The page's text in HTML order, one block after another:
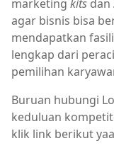
marketing kits dan
agar bisnis bisa
mendapatkan
lengkap dari
pemilihan
Buruan hubungi
keduluan
klik link berikut